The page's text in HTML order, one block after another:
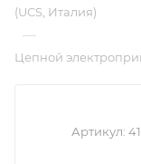
(UCS, Италия)
—
Цепной
Артикул: